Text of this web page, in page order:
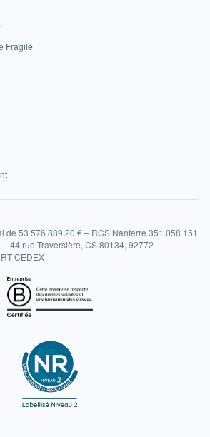
Fragile
de 53 576 889,20 € – RCS Nanterre 351 058 151
44 rue Traversière, CS 80134, 92772
CEDEX